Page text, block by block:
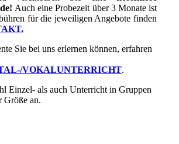
Auch eine Probezeit über 3 Monate ist
für die jeweiligen Angebote finden
Sie bei uns erlernen können, erfahren
VOKALUNTERRICHT.
Einzel- als auch Unterricht in Gruppen
Größe an.